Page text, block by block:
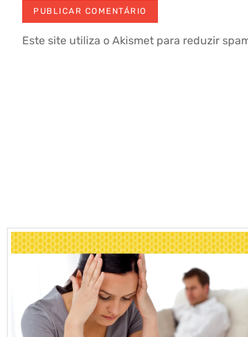
Este site utiliza o Akismet para reduzir